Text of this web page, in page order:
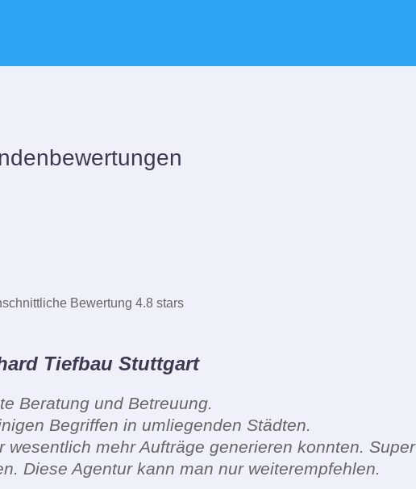
Bewertung 4.8 stars
Tiefbau Stuttgart
Beratung und Betreuung.
Begriffen in umliegenden Städten.
mehr Aufträge generieren konnten. Super
Diese Agentur kann man nur weiterempfehlen.